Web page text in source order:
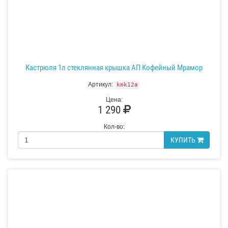
Кастрюля 1л стеклянная крышка АП Кофейный Мрамор
Артикул: kmk12a
Цена:
1 290
Кол-во:
КУПИТЬ